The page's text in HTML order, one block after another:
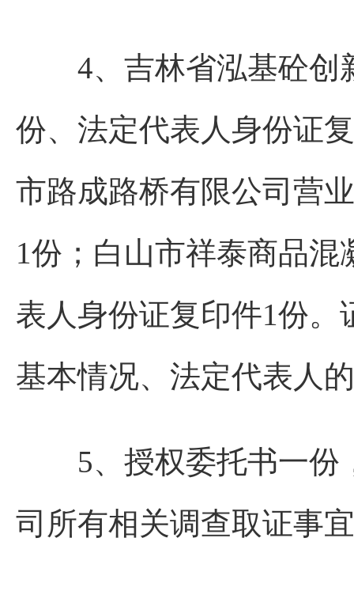
4、吉林省泓基砼创
份、法定代表人身份证
市路成路桥有限公司营
1份；白山市祥泰商品
表人身份证复印件1份
基本情况、法定代表人
5、授权委托书一份
司所有相关调查取证事